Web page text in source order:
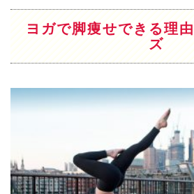
ヨガで脚痩せできる理
ズ